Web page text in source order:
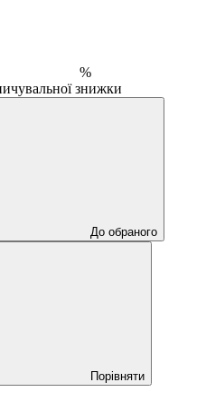
%
знижки
До обраного
Порівняти